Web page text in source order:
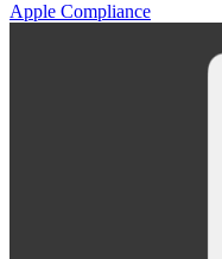
Apple Compliance